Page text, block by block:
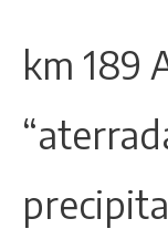
km 189